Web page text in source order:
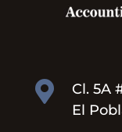

Cl. 5A
El